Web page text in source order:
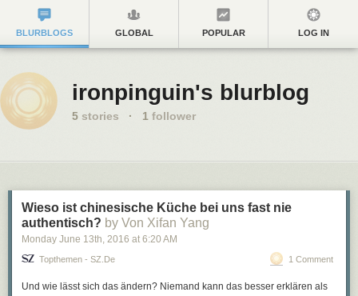
BLURBLOGS GLOBAL POPULAR LOG IN
ironpinguin's blurblog
5 stories · 1 follower
Wieso ist chinesische Küche bei uns fast nie
authentisch? by Von Xifan Yang
Monday June 13th, 2016 at 6:20 AM
Topthemen - SZ.de 1 Comment
Und wie lässt sich das ändern? Niemand kann das besser erklären als